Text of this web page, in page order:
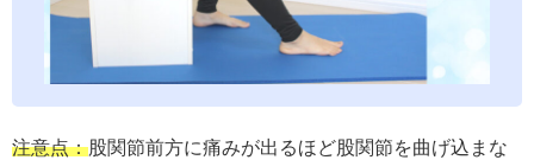
注意点：股関節前方に痛みが出るほど股関節を曲げ込まな